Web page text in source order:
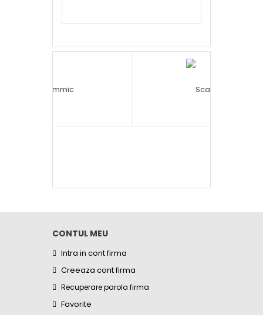
CONTUL MEU
Intra in cont firma
Creeaza cont firma
Recuperare parola firma
Favorite